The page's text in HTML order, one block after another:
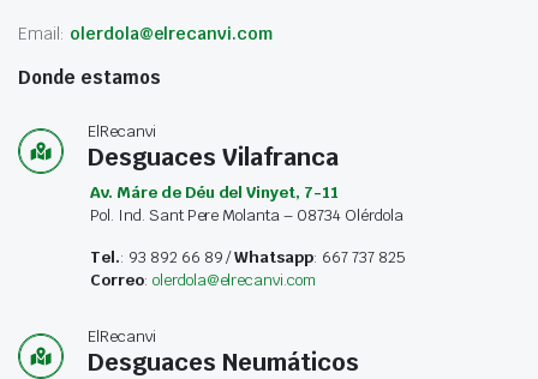
Email: olerdola@elrecanvi.com
Donde estamos
ElRecanvi
Desguaces Vilafranca
Av. Máre de Déu del Vinyet, 7-11
Pol. Ind. Sant Pere Molanta – 08734 Olérdola
Tel.: 93 892 66 89 /Whatsapp: 667 737 825
Correo: olerdola@elrecanvi.com
ElRecanvi
Desguaces Neumáticos